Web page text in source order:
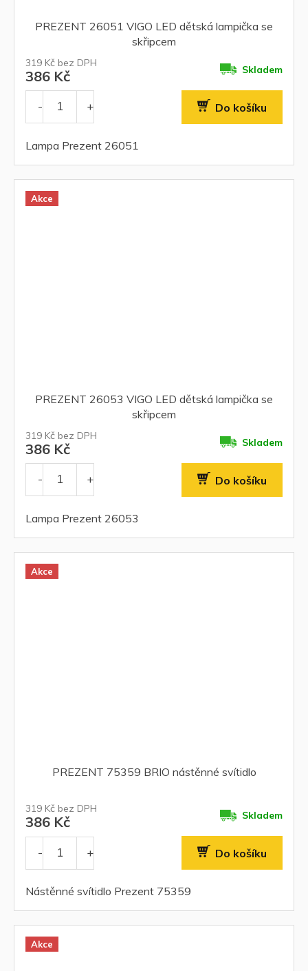
PREZENT 26051 VIGO LED dětská lampička se
skřipcem
319 Kč bez DPH
386 Kč Skladem
Do košíku
Lampa Prezent 26051
Akce
PREZENT 26053 VIGO LED dětská lampička se
skřipcem
319 Kč bez DPH
386 Kč Skladem
Do košíku
Lampa Prezent 26053
Akce
PREZENT 75359 BRIO nástěnné svítidlo
319 Kč bez DPH
386 Kč Skladem
Do košíku
Nástěnné svítidlo Prezent 75359
Akce